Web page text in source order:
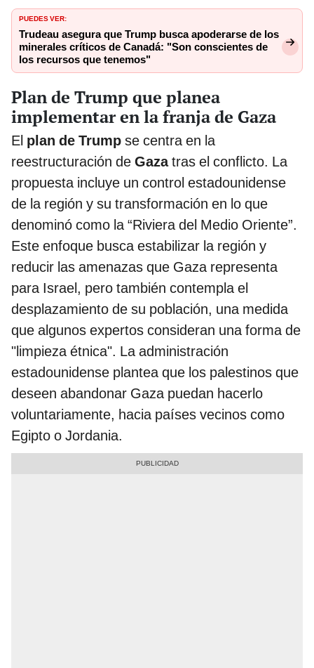
PUEDES VER:
Trudeau asegura que Trump busca apoderarse de los
minerales críticos de Canadá: "Son conscientes de
los recursos que tenemos"
Plan de Trump que planea
implementar en la franja de Gaza
El plan de Trump se centra en la
reestructuración de Gazatras el conflicto. La
propuesta incluye un control estadounidense
de la región y su transformación en lo que
denominó como la “Riviera del Medio Oriente”.
Este enfoque busca estabilizar la región y
reducir las amenazas que Gaza representa
para Israel, pero también contempla el
desplazamiento de su población, una medida
que algunos expertos consideran una forma de
"limpieza étnica". La administración
estadounidense plantea que los palestinos que
deseen abandonar Gaza puedan hacerlo
voluntariamente, hacia países vecinos como
Egipto o Jordania.